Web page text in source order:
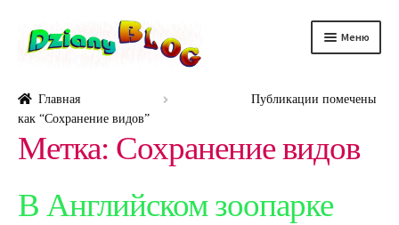
Перейти
Перейти
Меню
DHealth
Главная
Публикации помечены
как “Сохранение видов”
Метка: Сохранение видов
В Английском зоопарке